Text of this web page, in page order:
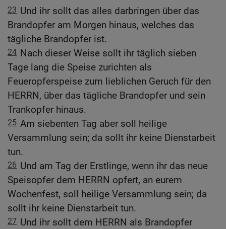
23 Und ihr sollt das alles darbringen über das
Brandopfer am Morgen hinaus, welches das
tägliche Brandopfer ist.
24 Nach dieser Weise sollt ihr täglich sieben
Tage lang die Speise zurichten als
Feueropferspeise zum lieblichen Geruch für den
HERRN, über das tägliche Brandopfer und sein
Trankopfer hinaus.
25 Am siebenten Tag aber soll heilige
Versammlung sein; da sollt ihr keine Dienstarbeit
tun.
26 Und am Tag der Erstlinge, wenn ihr das neue
Speisopfer dem HERRN opfert, an eurem
Wochenfest, soll heilige Versammlung sein; da
sollt ihr keine Dienstarbeit tun.
27 Und ihr sollt dem HERRN als Brandopfer